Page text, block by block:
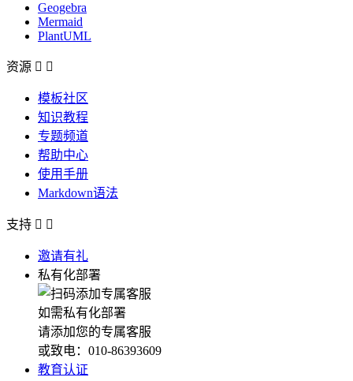
Geogebra
Mermaid
PlantUML
资源  
模板社区
知识教程
专题频道
帮助中心
使用手册
Markdown语法
支持  
邀请有礼
私有化部署
如需私有化部署
请添加您的专属客服
或致电：010-86393609
教育认证